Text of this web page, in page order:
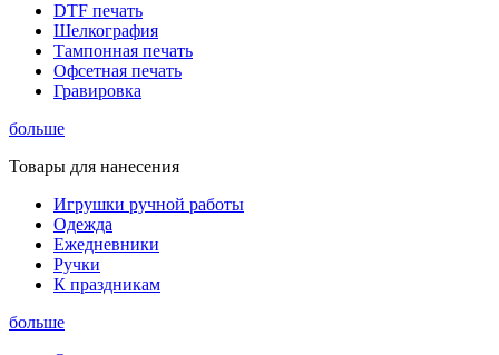
DTF печать
Шелкография
Тампонная печать
Офсетная печать
Гравировка
больше
Товары для нанесения
Игрушки ручной работы
Одежда
Ежедневники
Ручки
К праздникам
больше